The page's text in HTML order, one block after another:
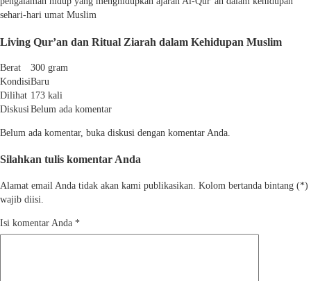
sehari-hari umat Muslim
Living Qur’an dan Ritual Ziarah dalam Kehidupan Muslim
Berat
300 gram
KondisiBaru
Dilihat 173 kali
DiskusiBelum ada komentar
Belum ada komentar, buka diskusi dengan komentar Anda.
Silahkan tulis komentar Anda
Alamat email Anda tidak akan kami publikasikan. Kolom bertanda bintang (*)
wajib diisi.
Isi komentar Anda *